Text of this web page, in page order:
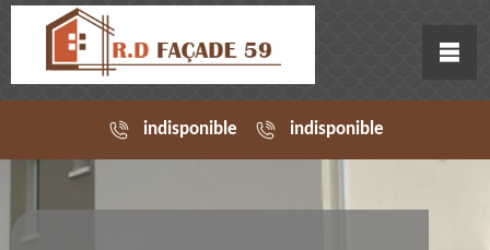
indisponible indisponible